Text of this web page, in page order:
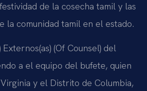
de la cosecha tamil y las
la comunidad tamil en el estado.
Externos(as) (Of Counsel) del
a el equipo del bufete, quien
y el Distrito de Columbia,